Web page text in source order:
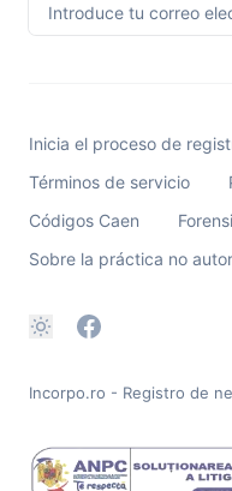
Introduce tu correo
Inicia el proceso de
Términos de servicio
Códigos Caen
Sobre la práctica no
Incorpo.ro - Registro de